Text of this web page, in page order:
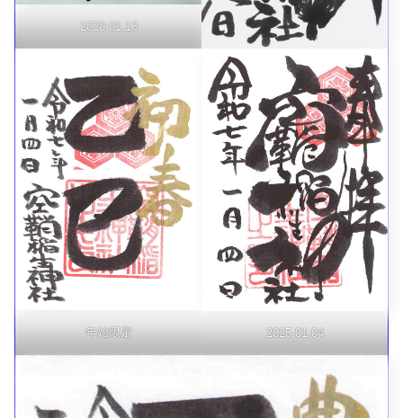
2020.01.13
年始限定 2025.01.04